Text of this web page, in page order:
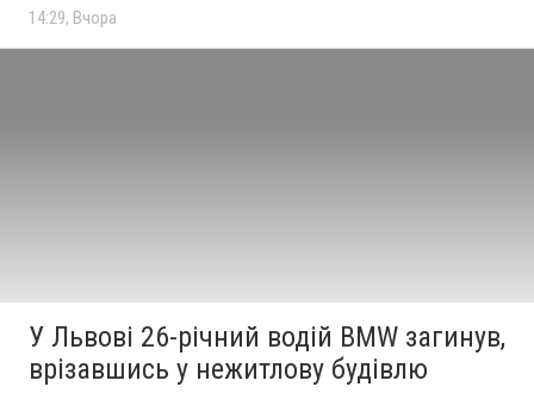
14:29, Вчора
У Львові 26-річний водій BMW загинув,
врізавшись у нежитлову будівлю